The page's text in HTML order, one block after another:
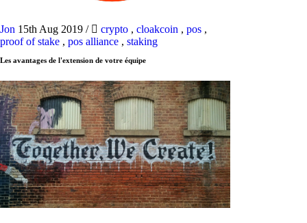
Jon 15th Aug 2019 / crypto , cloakcoin , pos ,
proof of stake , pos alliance , staking
Les avantages de l'extension de votre équipe